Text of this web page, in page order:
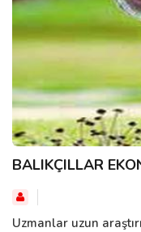
BALIKÇILLAR
Uzmanlar uzun